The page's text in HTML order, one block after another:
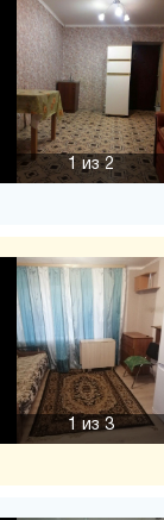
1из 2
1 из 3